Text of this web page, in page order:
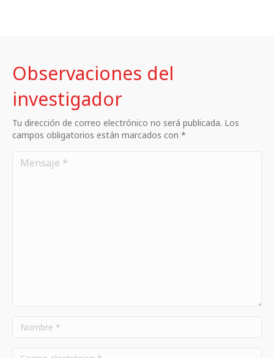
Observaciones del
investigador
Tu dirección de correo electrónico no será publicada. Los
campos obligatorios están marcados con *